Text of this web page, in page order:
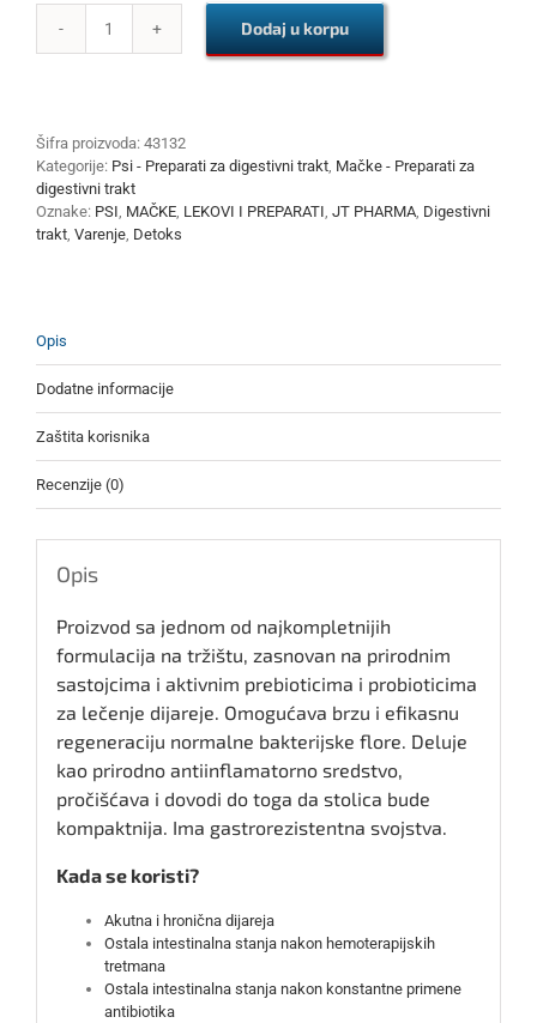
ENTERO
Dodaj u korpu
Šifra proizvoda: 43132
Kategorije: Psi - Preparati za digestivni trakt Mačke - Preparati za
digestivni trakt
Oznake: PSI MAČKE LEKOVI I PREPARATI JT PHARMA Digestivni
trakt Varenje Detoks
Opis
Dodatne informacije
Zaštita korisnika
Recenzije (0)
Opis
Proizvod sa jednom od najkompletnijih
formulacija na tržištu, zasnovan na prirodnim
sastojcima i aktivnim prebioticima i probioticima
za lečenje dijareje. Omogućava brzu i efikasnu
regeneraciju normalne bakterijske flore. Deluje
kao prirodno antiinflamatorno sredstvo,
pročišćava i dovodi do toga da stolica bude
kompaktnija. Ima gastrorezistentna svojstva.
Kada se koristi?
Akutna i hronična dijareja
Ostala intestinalna stanja nakon hemoterapijskih
tretmana
Ostala intestinalna stanja nakon konstantne primene
antibiotika